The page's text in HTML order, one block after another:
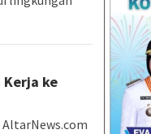
Kerja ke
AltarNews.com